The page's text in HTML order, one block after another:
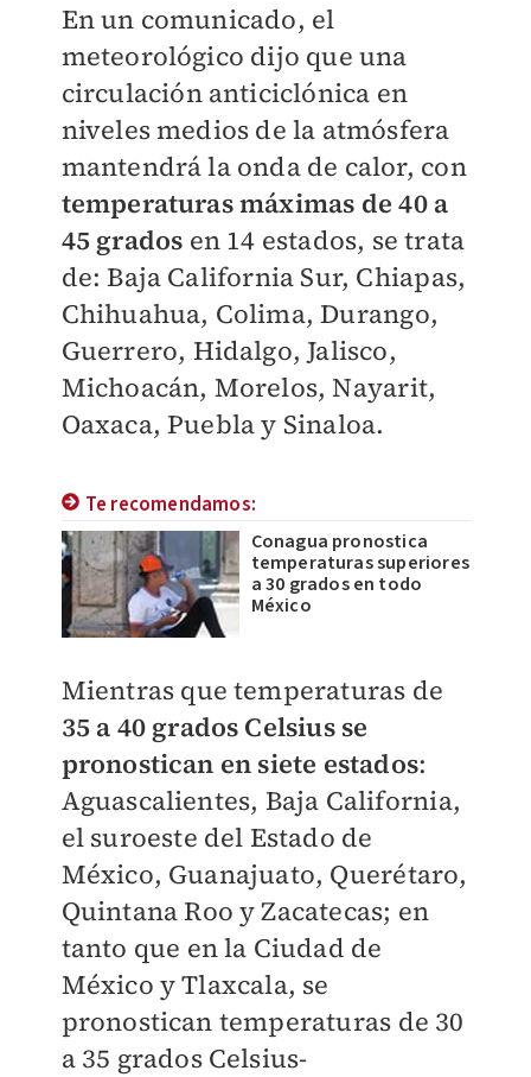
En un comunicado, el
meteorológico dijo que una
circulación anticiclónica en
niveles medios de la atmósfera
mantendrá la onda de calor, con
temperaturas máximas de 40 a
45 grados en 14 estados, se trata
de: Baja California Sur, Chiapas,
Chihuahua, Colima, Durango,
Guerrero, Hidalgo, Jalisco,
Michoacán, Morelos, Nayarit,
Oaxaca, Puebla y Sinaloa.
Te recomendamos:
Conagua pronostica
temperaturas superiores
a 30 grados en todo
México
Mientras que temperaturas de
35 a 40 grados Celsius se
pronostican en siete estados:
Aguascalientes, Baja California,
el suroeste del Estado de
México, Guanajuato, Querétaro,
Quintana Roo y Zacatecas; en
tanto que en la Ciudad de
México y Tlaxcala, se
pronostican temperaturas de 30
a 35 grados Celsius-